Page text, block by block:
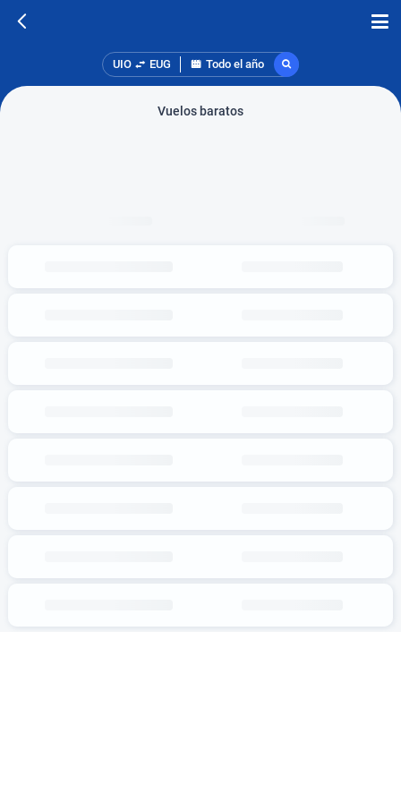
UIO EUG Todo el año
Vuelos baratos